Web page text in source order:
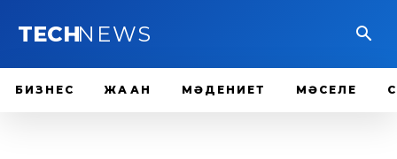
TECHNEWS
БИЗНЕС ЖАҺАН МӘДЕНИЕТ МӘСЕЛЕ